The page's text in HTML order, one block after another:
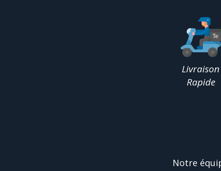
Livraison
Rapide
Notre